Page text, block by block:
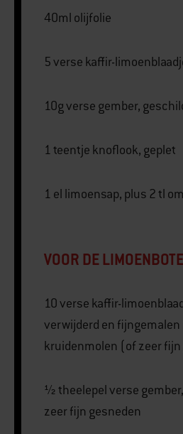
40ml olijfolie
5 verse kaffir-
10g verse gember,
1 teentje knoflook, geplet
1 el limoensap, plus 2 tl
VOOR DE
10 verse kaffir-
verwijderd en fijngemalen
kruidenmolen (of zeer
½ theelepel verse
zeer fijn gesneden